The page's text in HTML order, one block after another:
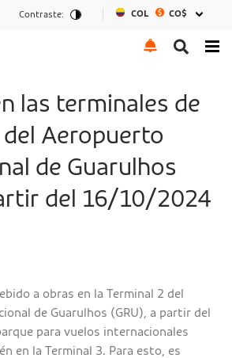
Contraste: COL CO$
las terminales de
Aeropuerto
de Guarulhos
del 16/10/2024
a obras en la Terminal 2 del
de Guarulhos (GRU), a partir del
para vuelos internacionales
en la Terminal 3. Para esto, es